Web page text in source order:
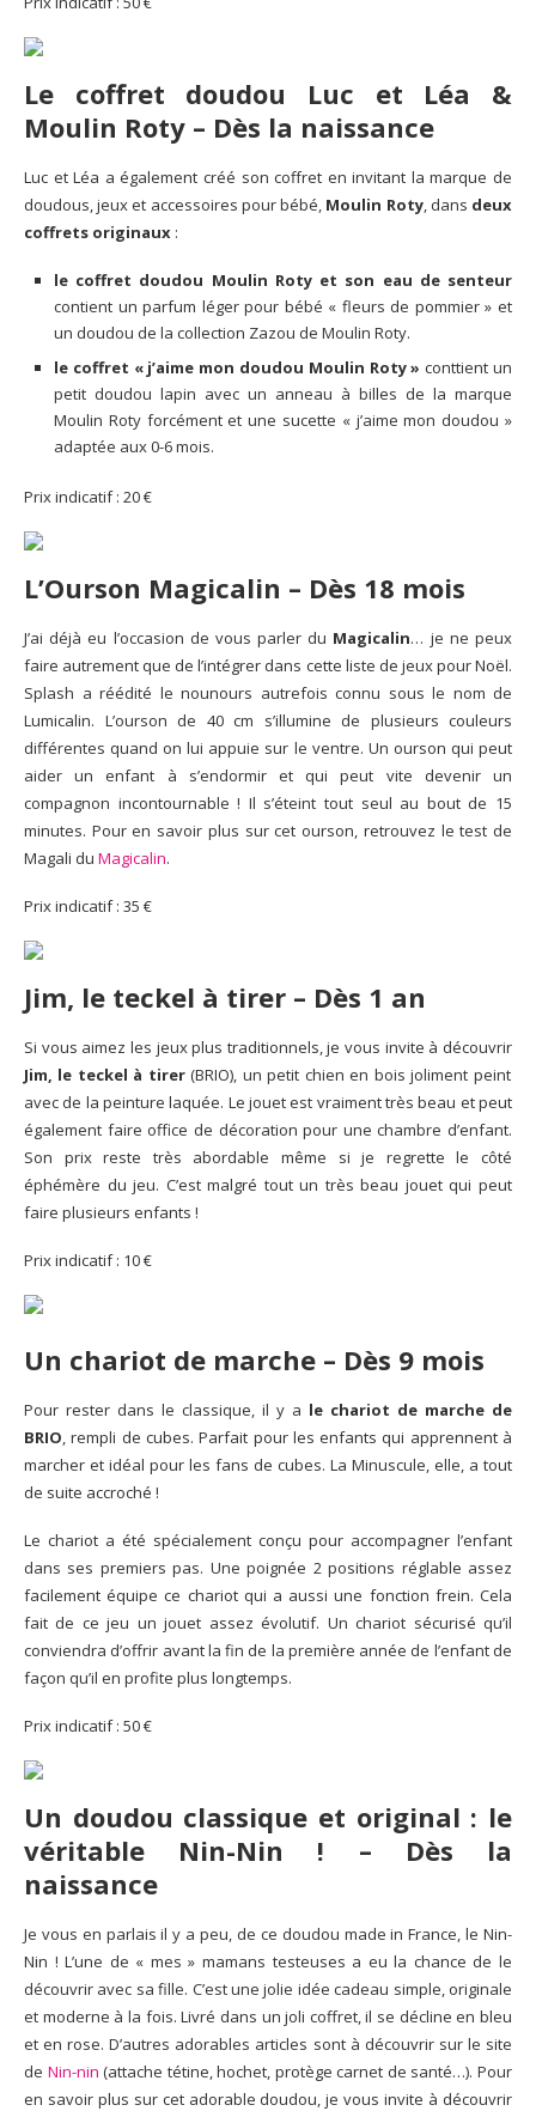
Le coffret doudou Luc et Léa &
Moulin Roty – Dès la naissance
Luc et Léa a également créé son coffret en invitant la marque de
doudous, jeux et accessoires pour bébé, Moulin Roty, dans deux
coffrets originaux :
le coffret doudou Moulin Roty et son eau de senteur
contient un parfum léger pour bébé « fleurs de pommier » et
un doudou de la collection Zazou de Moulin Roty.
le coffret « j’aime mon doudou Moulin Roty »conttient un
petit doudou lapin avec un anneau à billes de la marque
Moulin Roty forcément et une sucette « j’aime mon doudou »
adaptée aux 0-6 mois.
Prix indicatif : 20 €
L’Ourson Magicalin – Dès 18 mois
J’ai déjà eu l’occasion de vous parler du Magicalin… je ne peux
faire autrement que de l’intégrer dans cette liste de jeux pour Noël.
Splash a réédité le nounours autrefois connu sous le nom de
Lumicalin. L’ourson de 40 cm s’illumine de plusieurs couleurs
différentes quand on lui appuie sur le ventre. Un ourson qui peut
aider un enfant à s’endormir et qui peut vite devenir un
compagnon incontournable ! Il s’éteint tout seul au bout de 15
minutes. Pour en savoir plus sur cet ourson, retrouvez le test de
Magali du Magicalin.
Prix indicatif : 35 €
Jim, le teckel à tirer – Dès 1 an
Si vous aimez les jeux plus traditionnels, je vous invite à découvrir
Jim, le teckel à tirer(BRIO), un petit chien en bois joliment peint
avec de la peinture laquée. Le jouet est vraiment très beau et peut
également faire office de décoration pour une chambre d’enfant.
Son prix reste très abordable même si je regrette le côté
éphémère du jeu. C’est malgré tout un très beau jouet qui peut
faire plusieurs enfants !
Prix indicatif : 10 €
Un chariot de marche – Dès 9 mois
Pour rester dans le classique, il y a le chariot de marche de
BRIO, rempli de cubes. Parfait pour les enfants qui apprennent à
marcher et idéal pour les fans de cubes. La Minuscule, elle, a tout
de suite accroché !
Le chariot a été spécialement conçu pour accompagner l’enfant
dans ses premiers pas. Une poignée 2 positions réglable assez
facilement équipe ce chariot qui a aussi une fonction frein. Cela
fait de ce jeu un jouet assez évolutif. Un chariot sécurisé qu’il
conviendra d’offrir avant la fin de la première année de l’enfant de
façon qu’il en profite plus longtemps.
Prix indicatif : 50 €
Un doudou classique et original : le
véritable Nin-Nin ! – Dès la
naissance
Je vous en parlais il y a peu, de ce doudou made in France, le Nin-
Nin ! L’une de « mes » mamans testeuses a eu la chance de le
découvrir avec sa fille. C’est une jolie idée cadeau simple, originale
et moderne à la fois. Livré dans un joli coffret, il se décline en bleu
et en rose. D’autres adorables articles sont à découvrir sur le site
de Nin-nin (attache tétine, hochet, protège carnet de santé…). Pour
en savoir plus sur cet adorable doudou, je vous invite à découvrir